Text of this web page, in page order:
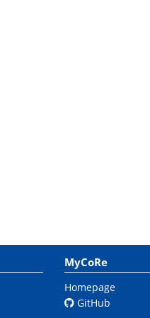
MyCoRe
Homepage
GitHub